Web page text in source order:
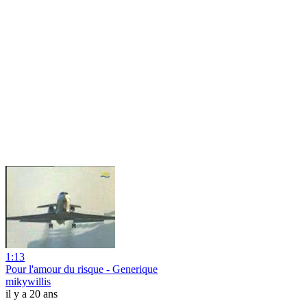
1:13
Pour l'amour du risque - Generique
mikywillis
il y a 20 ans